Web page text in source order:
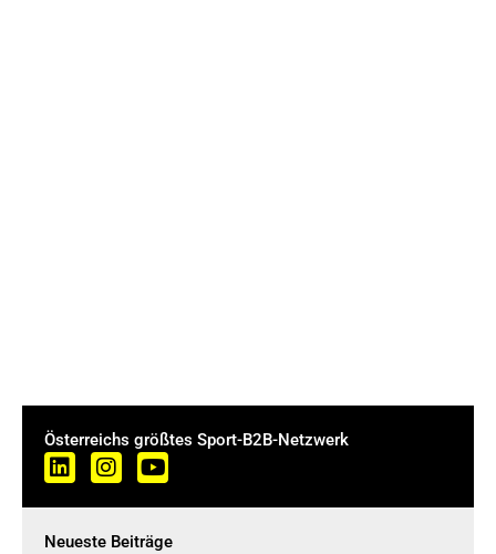
Österreichs größtes Sport-B2B-Netzwerk
Neueste Beiträge